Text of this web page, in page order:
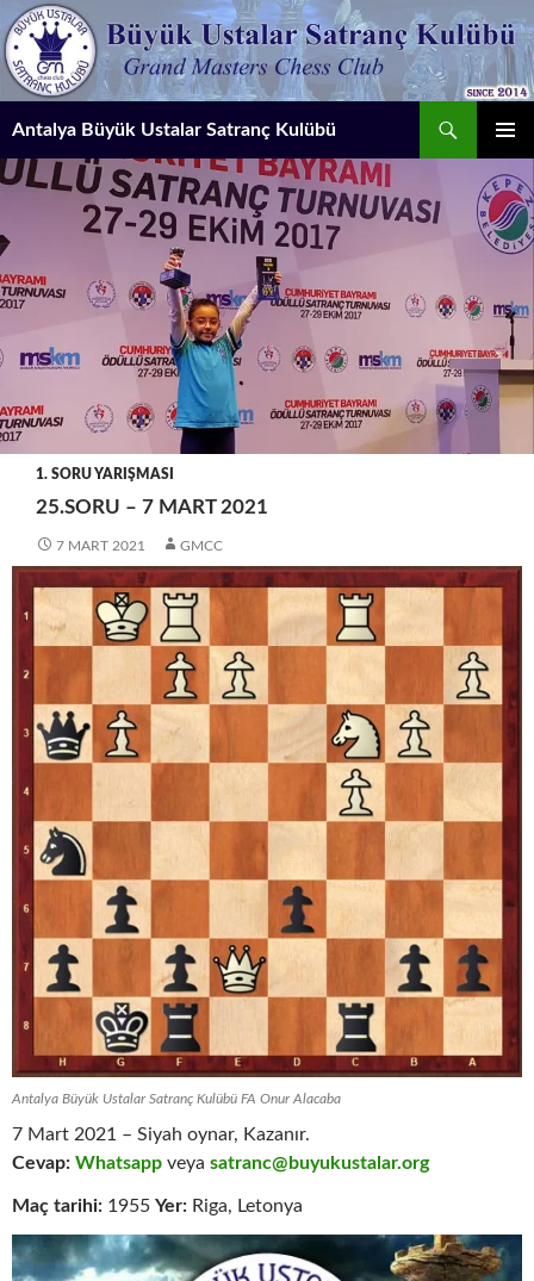
İçeriğe
atla
Antalya Büyük Ustalar Satranç Kulübü
MENÜ
1. SORU YARIŞMASI
25.SORU – 7 MART 2021
7 MART 2021 GMCC
Antalya Büyük Ustalar Satranç Kulübü FA Onur Alacaba
7 Mart 2021 – Siyah oynar, Kazanır.
Cevap: Whatsapp veya satranc@buyukustalar.org
Maç tarihi: 1955 Yer: Riga, Letonya